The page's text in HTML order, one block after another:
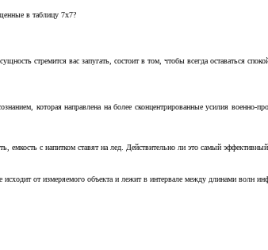
в таблицу 7х7?
стремится вас запугать, состоит в том, чтобы всегда оставаться
которая направлена на более сконцентрированные усилия
с напитком ставят на лед. Действительно ли это самый
от измеряемого объекта и лежит в интервале между длинами волн